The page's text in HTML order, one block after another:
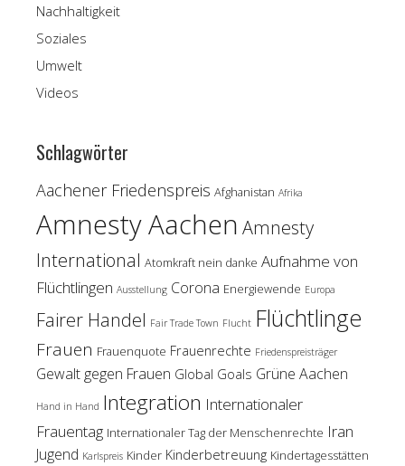
Nachhaltigkeit
Soziales
Umwelt
Videos
Schlagwörter
Aachener Friedenspreis Afghanistan Afrika
Amnesty Aachen Amnesty
International Atomkraft nein danke Aufnahme von
Flüchtlingen Ausstellung Corona Energiewende Europa
Fairer Handel Fair Trade Town Flucht Flüchtlinge
Frauen Frauenquote Frauenrechte Friedenspreisträger
Gewalt gegen Frauen Global Goals Grüne Aachen
Hand in Hand Integration Internationaler
Frauentag Internationaler Tag der Menschenrechte Iran
Jugend Karlspreis Kinder Kinderbetreuung Kindertagesstätten